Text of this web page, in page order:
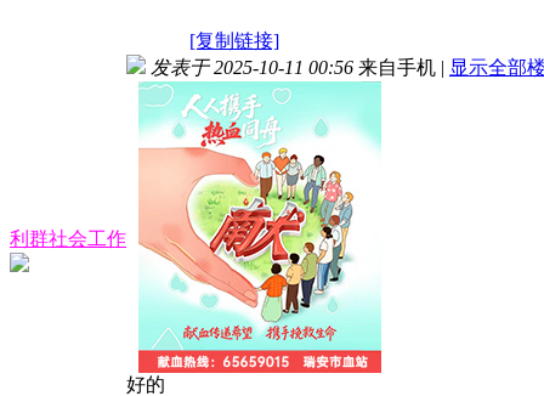
[复制链接]
利群社会工作
发表于 2025-10-11 00:56 来自手机 | 显示全部
好的